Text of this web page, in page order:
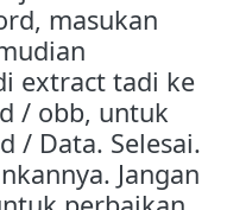
masukan
extract tadi ke
/ obb, untuk
/ Data. Selesai.
Jangan